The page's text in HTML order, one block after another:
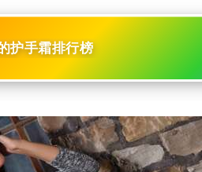
护手霜排行榜